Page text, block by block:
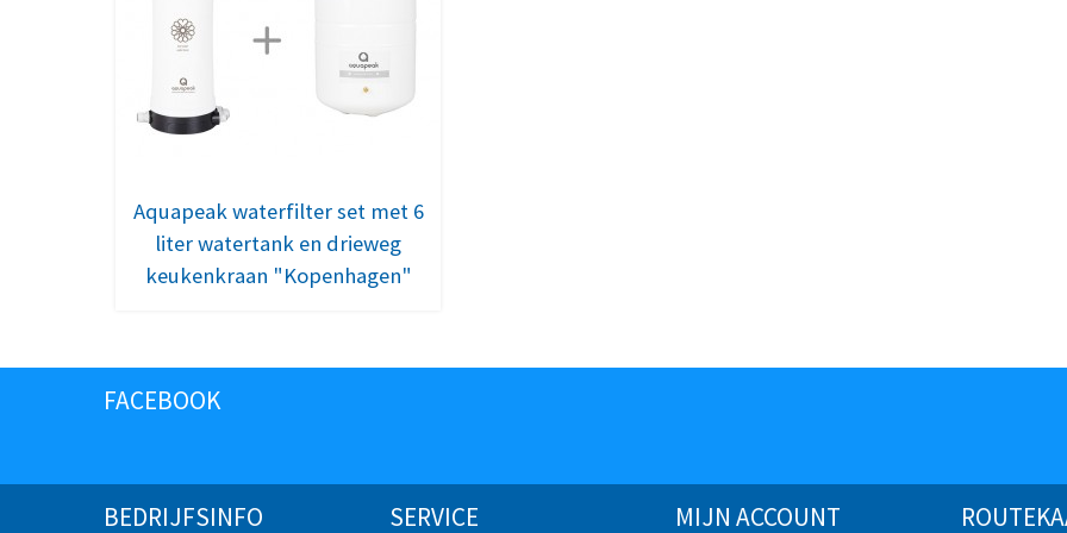
Aquapeak waterfilter set met 6
liter watertank en drieweg
keukenkraan "Kopenhagen"
FACEBOOK
BEDRIJFSINFO SERVICE MIJN ACCOUNT